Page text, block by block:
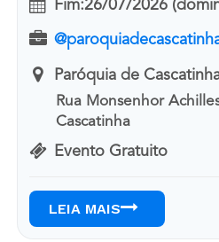
Fim:26/07/2026
Paróquia de
Rua Monsenhor
Cascatinha
Evento Gratuito
LEIA MAIS